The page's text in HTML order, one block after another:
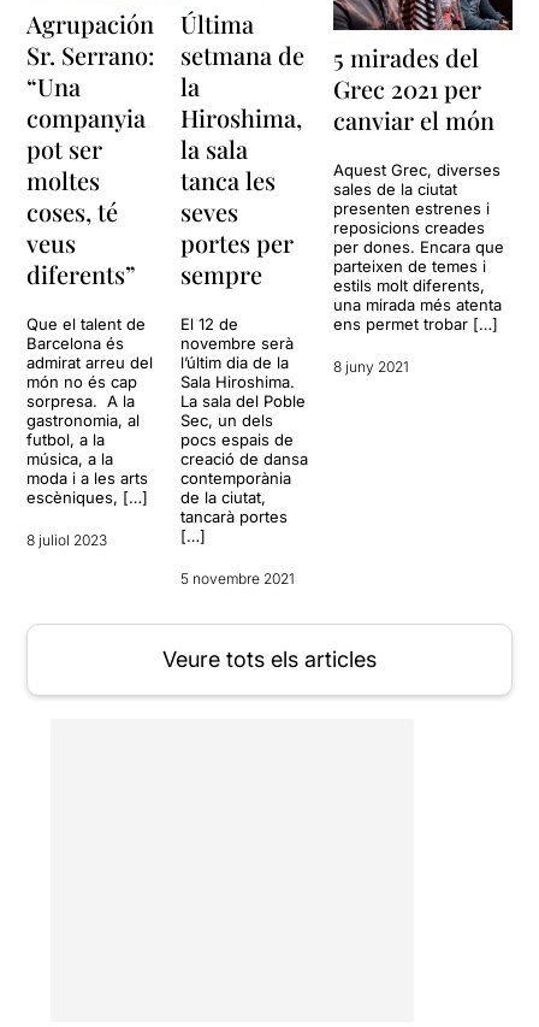
Agrupación
Sr. Serrano:
“Una
companyia
pot ser
moltes
coses, té
veus
diferents”
Que el talent de
Barcelona és
admirat arreu del
món no és cap
sorpresa. A la
gastronomia, al
futbol, a la
música, a la
moda i a les arts
escèniques, […]
8 juliol 2023
Última
setmana de
la
Hiroshima,
la sala
tanca les
seves
portes per
sempre
El 12 de
novembre serà
l’últim dia de la
Sala Hiroshima.
La sala del Poble
Sec, un dels
pocs espais de
creació de dansa
contemporània
de la ciutat,
tancarà portes
[…]
5 novembre 2021
5 mirades del
Grec 2021 per
canviar el món
Aquest Grec, diverses
sales de la ciutat
presenten estrenes i
reposicions creades
per dones. Encara que
parteixen de temes i
estils molt diferents,
una mirada més atenta
ens permet trobar […]
8 juny 2021
Veure tots els articles